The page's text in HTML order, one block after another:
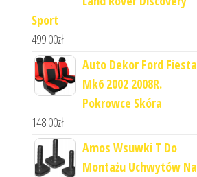
Sport
499.00zł
Auto Dekor Ford Fiesta
Mk6 2002 2008R.
Pokrowce Skóra
148.00zł
Amos Wsuwki T Do
Montażu Uchwytów Na